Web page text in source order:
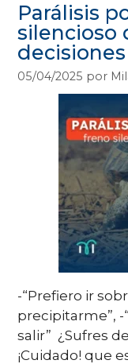
Parálisis
silencioso
decisiones
05/04/2025 por
-“Prefiero ir
precipitarme”, -
salir” ¿Sufres
¡Cuidado! que